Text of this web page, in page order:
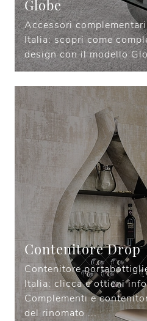
Globe
Accessori
Italia: scopri come
design con il modello
Contenitore Drop
Contenitore
Italia: clicca e ottieni
Complementi e
del rinomato ...